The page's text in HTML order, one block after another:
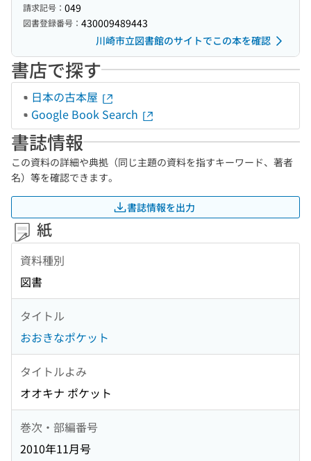
請求記号： 049
図書登録番号： 430009489443
川崎市立図書館のサイトでこの本を確認
書店で探す
日本の古本屋
Google Book Search
書誌情報
この資料の詳細や典拠（同じ主題の資料を指すキーワード、著者
名）等を確認できます。
書誌情報を出力
紙
資料種別
図書
タイトル
おおきなポケット
タイトルよみ
オオキナ ポケット
巻次・部編番号
2010年11月号